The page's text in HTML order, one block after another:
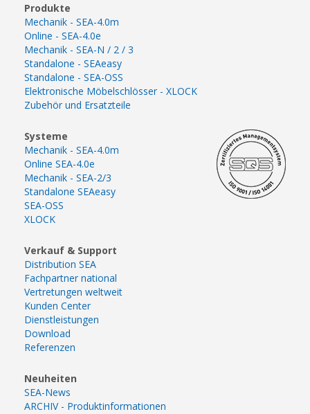
Produkte
Mechanik - SEA-4.0m
Online - SEA-4.0e
Mechanik - SEA-N / 2 / 3
Standalone - SEAeasy
Standalone - SEA-OSS
Elektronische Möbelschlösser - XLOCK
Zubehör und Ersatzteile
Systeme
Mechanik - SEA-4.0m
Online SEA-4.0e
Mechanik - SEA-2/3
Standalone SEAeasy
SEA-OSS
XLOCK
Verkauf & Support
Distribution SEA
Fachpartner national
Vertretungen weltweit
Kunden Center
Dienstleistungen
Download
Referenzen
Neuheiten
SEA-News
ARCHIV - Produktinformationen